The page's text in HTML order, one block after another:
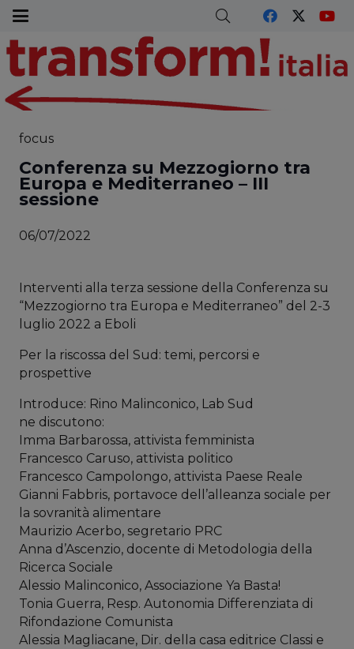
focus
Conferenza su Mezzogiorno tra
Europa e Mediterraneo – III
sessione
06/07/2022
Interventi alla terza sessione della Conferenza su
“Mezzogiorno tra Europa e Mediterraneo” del 2-3
luglio 2022 a Eboli
Per la riscossa del Sud: temi, percorsi e
prospettive
Introduce: Rino Malinconico, Lab Sud
ne discutono:
Imma Barbarossa, attivista femminista
Francesco Caruso, attivista politico
Francesco Campolongo, attivista Paese Reale
Gianni Fabbris, portavoce dell’alleanza sociale per
la sovranità alimentare
Maurizio Acerbo, segretario PRC
Anna d’Ascenzio, docente di Metodologia della
Ricerca Sociale
Alessio Malinconico, Associazione Ya Basta!
Tonia Guerra, Resp. Autonomia Differenziata di
Rifondazione Comunista
Alessia Magliacane, Dir. della casa editrice Classi e